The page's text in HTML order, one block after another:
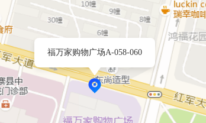
福万家购物广场A-058-060